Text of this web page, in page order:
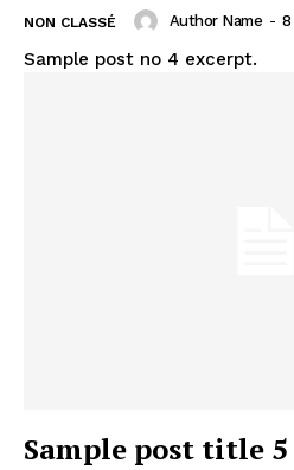
NON CLASSÉ Author Name - 8
Sample post no 4 excerpt.
Sample post title 5